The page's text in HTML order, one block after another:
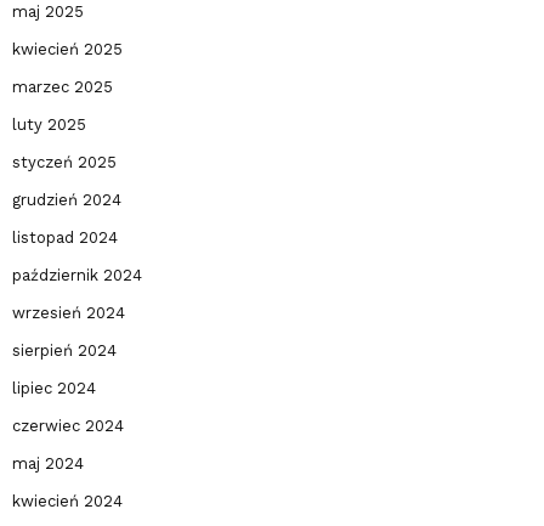
maj 2025
kwiecień 2025
marzec 2025
luty 2025
styczeń 2025
grudzień 2024
listopad 2024
październik 2024
wrzesień 2024
sierpień 2024
lipiec 2024
czerwiec 2024
maj 2024
kwiecień 2024